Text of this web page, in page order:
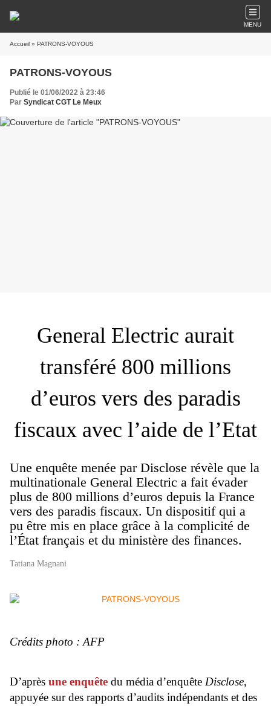
MENU
Accueil » PATRONS-VOYOUS
PATRONS-VOYOUS
Publié le 01/06/2022 à 23:46
Par Syndicat CGT Le Meux
General Electric aurait
transféré 800 millions
d’euros vers des paradis
fiscaux avec l’aide de l’Etat
Une enquête menée par Disclose révèle que la
multinationale General Electric a fait évader
plus de 800 millions d’euros depuis la France
vers des paradis fiscaux. Un dispositif qui a
pu être mis en place grâce à la complicité de
l’État français et du ministère des finances.
Tatiana Magnani
Crédits photo : AFP
D’après une enquête du média d’enquête Disclose,
appuyée sur des rapports d’audits indépendants et des